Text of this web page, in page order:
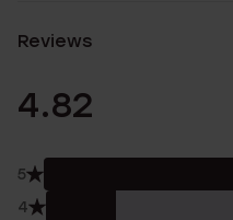
Reviews
4.82
5
4